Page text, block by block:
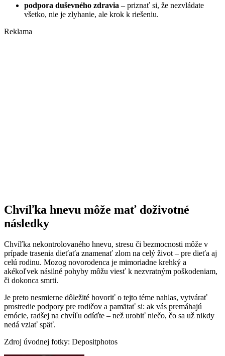
podpora duševného zdravia – priznať si, že nezvládate
všetko, nie je zlyhanie, ale krok k riešeniu.
Reklama
Chvíľka hnevu môže mať doživotné
následky
Chvíľka nekontrolovaného hnevu, stresu či bezmocnosti môže v
prípade trasenia dieťaťa znamenať zlom na celý život – pre dieťa aj
celú rodinu. Mozog novorodenca je mimoriadne krehký a
akékoľvek násilné pohyby môžu viesť k nezvratným poškodeniam,
či dokonca smrti.
Je preto nesmierne dôležité hovoriť o tejto téme nahlas, vytvárať
prostredie podpory pre rodičov a pamätať si: ak vás premáhajú
emócie, radšej na chvíľu odíďte – než urobiť niečo, čo sa už nikdy
nedá vziať späť.
Zdroj úvodnej fotky: Depositphotos